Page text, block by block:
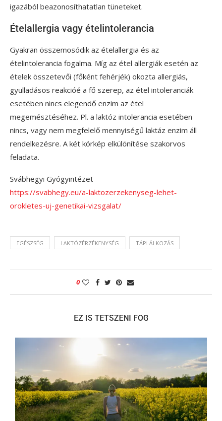
igazából beazonosíthatatlan tüneteket.
Ételallergia vagy ételintolerancia
Gyakran összemosódik az ételallergia és az
ételintolerancia fogalma. Míg az étel allergiák esetén az
ételek összetevői (főként fehérjék) okozta allergiás,
gyulladásos reakcióé a fő szerep, az étel intoleranciák
esetében nincs elegendő enzim az étel
megemésztéséhez. Pl. a laktóz intolerancia esetében
nincs, vagy nem megfelelő mennyiségű laktáz enzim áll
rendelkezésre. A két kórkép elkülönítése szakorvos
feladata.
Svábhegyi Gyógyintézet
https://svabhegy.eu/a-laktozerzekenyseg-lehet-
orokletes-uj-genetikai-vizsgalat/
EGÉSZSÉG LAKTÓZÉRZÉKENYSÉG TÁPLÁLKOZÁS
0
EZ IS TETSZENI FOG